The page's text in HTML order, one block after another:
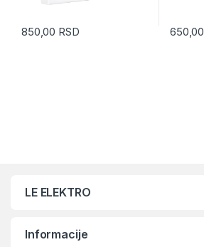
850,00 RSD 650,00
LE ELEKTRO
Informacije